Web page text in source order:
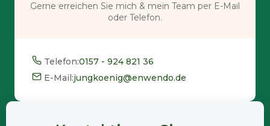
Gerne erreichen Sie mich & mein Team per E-Mail
oder Telefon.
Telefon:0157 - 924 821 36
E-Mail:jungkoenig@enwendo.de